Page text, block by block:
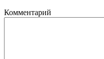
Комментарий